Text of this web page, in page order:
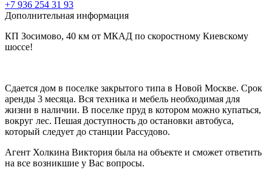
+7 936 254 31 93
Дополнительная информация
КП Зосимово, 40 км от МКАД по скоростному Киевскому
шоссе!
Сдается дом в поселке закрытого типа в Новой Москве. Срок
аренды 3 месяца. Вся техника и мебель необходимая для
жизни в наличии. В поселке пруд в котором можно купаться,
вокруг лес. Пешая доступность до остановки автобуса,
который следует до станции Рассудово.
Агент Холкина Виктория была на объекте и сможет ответить
на все возникшие у Вас вопросы.